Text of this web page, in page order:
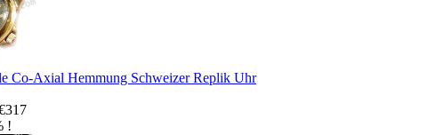
Co-Axial Hemmung Schweizer Replik Uhr
!